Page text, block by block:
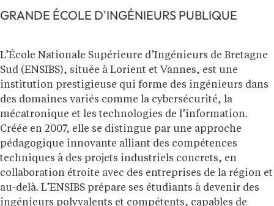
GRANDE ÉCOLE D'INGÉNIEURS PUBLIQUE
L’École Nationale Supérieure d’Ingénieurs de Bretagne
Sud (ENSIBS), située à Lorient et Vannes, est une
institution prestigieuse qui forme des ingénieurs dans
des domaines variés comme la cybersécurité, la
mécatronique et les technologies de l’information.
Créée en 2007, elle se distingue par une approche
pédagogique innovante alliant des compétences
techniques à des projets industriels concrets, en
collaboration étroite avec des entreprises de la région et
au-delà. L’ENSIBS prépare ses étudiants à devenir des
ingénieurs polyvalents et compétents, capables de